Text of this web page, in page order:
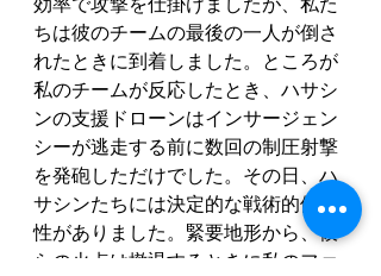
ちは彼のチームの最後の一人が倒さ
れたときに到着しました。ところが
私のチームが反応したとき、ハサシ
ンの支援ドローンはインサージェン
シーが逃走する前に数回の制圧射撃
を発砲しただけでした。その日、ハ
サシンたちには決定的な戦術的優位
性がありました。緊要地形から、彼
らの火点は撤退するときに私のファ